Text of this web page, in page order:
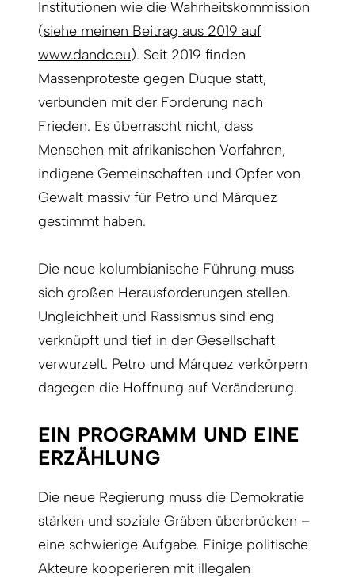
Institutionen wie die Wahrheitskommission
(siehe meinen Beitrag aus 2019 auf
www.dandc.eu). Seit 2019 finden
Massenproteste gegen Duque statt,
verbunden mit der Forderung nach
Frieden. Es überrascht nicht, dass
Menschen mit afrikanischen Vorfahren,
indigene Gemeinschaften und Opfer von
Gewalt massiv für Petro und Márquez
gestimmt haben.
Die neue kolumbianische Führung muss
sich großen Herausforderungen stellen.
Ungleichheit und Rassismus sind eng
verknüpft und tief in der Gesellschaft
verwurzelt. Petro und Márquez verkörpern
dagegen die Hoffnung auf Veränderung.
EIN PROGRAMM UND EINE
ERZÄHLUNG
Die neue Regierung muss die Demokratie
stärken und soziale Gräben überbrücken –
eine schwierige Aufgabe. Einige politische
Akteure kooperieren mit illegalen